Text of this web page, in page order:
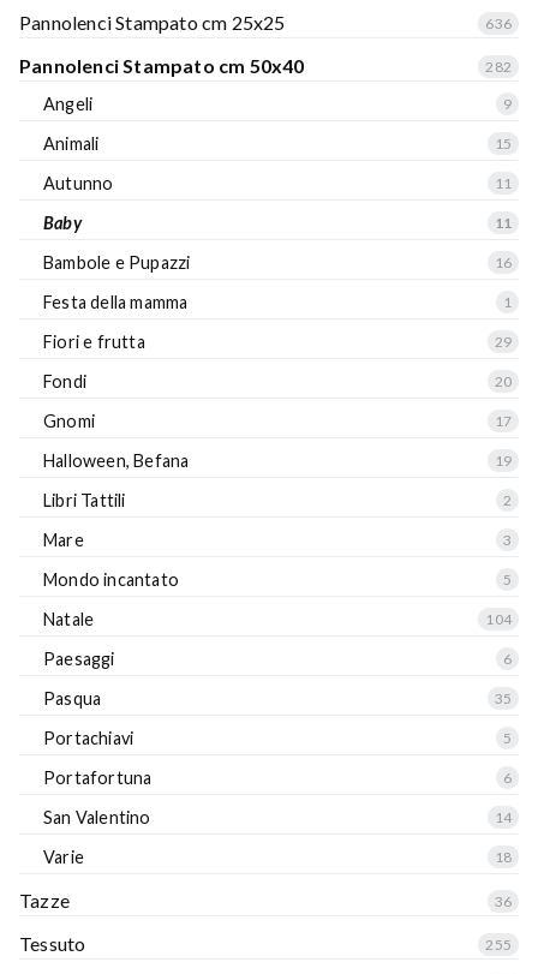
Pannolenci Stampato cm 25x25 636
Pannolenci Stampato cm 50x40 282
Angeli 9
Animali 15
Autunno 11
Baby 11
Bambole e Pupazzi 16
Festa della mamma 1
Fiori e frutta 29
Fondi 20
Gnomi 17
Halloween, Befana 19
Libri Tattili 2
Mare 3
Mondo incantato 5
Natale 104
Paesaggi 6
Pasqua 35
Portachiavi 5
Portafortuna 6
San Valentino 14
Varie 18
Tazze 36
Tessuto 255